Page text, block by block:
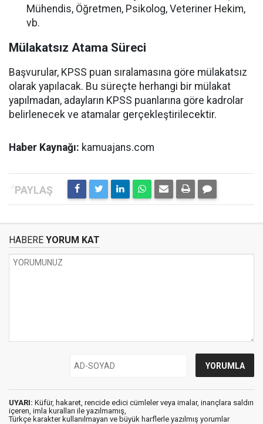
Mühendis, Öğretmen, Psikolog, Veteriner Hekim,
vb.
Mülakatsız Atama Süreci
Başvurular, KPSS puan sıralamasına göre mülakatsız
olarak yapılacak. Bu süreçte herhangi bir mülakat
yapılmadan, adayların KPSS puanlarına göre kadrolar
belirlenecek ve atamalar gerçekleştirilecektir.
Haber Kaynağı: kamuajans.com
HABERE YORUM KAT
UYARI: Küfür, hakaret, rencide edici cümleler veya imalar, inançlara saldırı
içeren, imla kuralları ile yazılmamış,
Türkçe karakter kullanılmayan ve büyük harflerle yazılmış yorumlar